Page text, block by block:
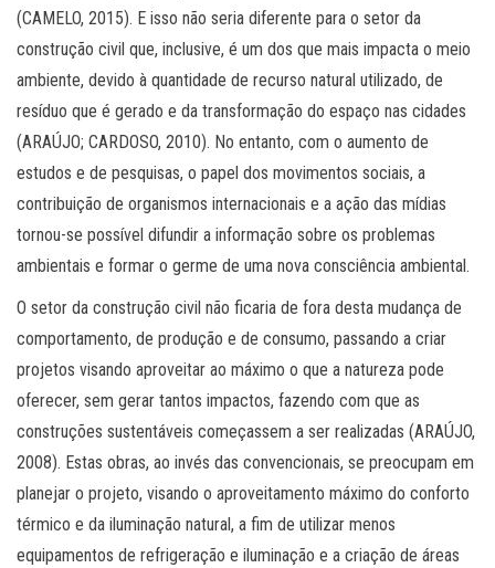
(CAMELO, 2015). E isso não seria diferente para o setor da
construção civil que, inclusive, é um dos que mais impacta o meio
ambiente, devido à quantidade de recurso natural utilizado, de
resíduo que é gerado e da transformação do espaço nas cidades
(ARAÚJO; CARDOSO, 2010). No entanto, com o aumento de
estudos e de pesquisas, o papel dos movimentos sociais, a
contribuição de organismos internacionais e a ação das mídias
tornou-se possível difundir a informação sobre os problemas
ambientais e formar o germe de uma nova consciência ambiental.
O setor da construção civil não ficaria de fora desta mudança de
comportamento, de produção e de consumo, passando a criar
projetos visando aproveitar ao máximo o que a natureza pode
oferecer, sem gerar tantos impactos, fazendo com que as
construções sustentáveis começassem a ser realizadas (ARAÚJO,
2008). Estas obras, ao invés das convencionais, se preocupam em
planejar o projeto, visando o aproveitamento máximo do conforto
térmico e da iluminação natural, a fim de utilizar menos
equipamentos de refrigeração e iluminação e a criação de áreas